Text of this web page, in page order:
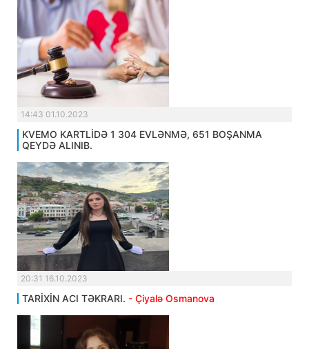
14:43 01.10.2023
KVEMO KARTLİDƏ 1 304 EVLƏNMƏ, 651 BOŞANMA
QEYDƏ ALINIB.
20:31 16.10.2023
TARİXİN ACI TƏKRARI. - Çiyalə Osmanova